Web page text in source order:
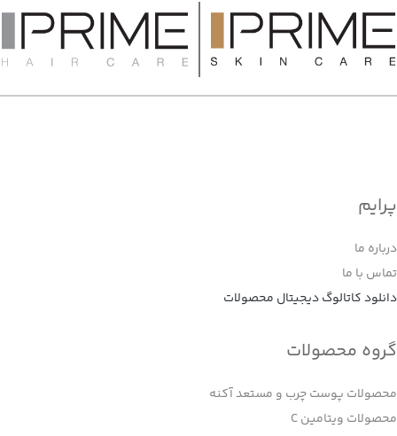
پرایم
درباره ما
تماس با ما
دانلود کاتالوگ دیجیتال محصولات
گروه محصولات
محصولات پوست چرب و مستعد آکنه
محصولات ویتامین C